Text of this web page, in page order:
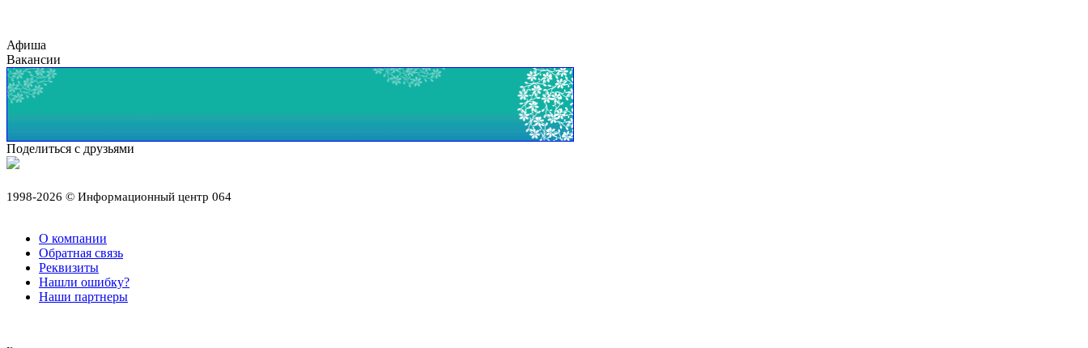
Афиша
Вакансии
Поделиться с друзьями
1998-2026 © Информационный центр 064
О компании
Обратная связь
Реквизиты
Нашли ошибку?
Наши партнеры